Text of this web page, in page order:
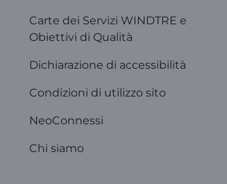
Carte dei Servizi WINDTRE e
Obiettivi di Qualità
Dichiarazione di accessibilità
Condizioni di utilizzo sito
NeoConnessi
Chi siamo